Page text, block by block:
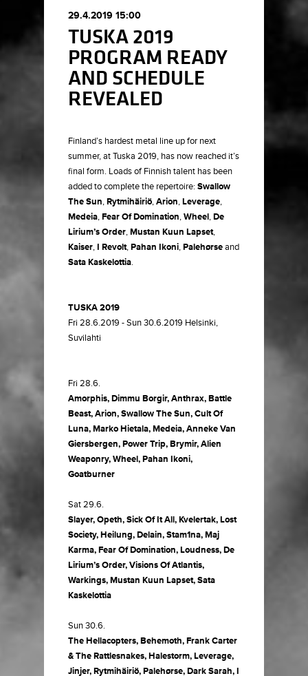
29.4.2019 15:00
TUSKA 2019
PROGRAM READY
AND SCHEDULE
REVEALED
Finland’s hardest metal line up for next
summer, at Tuska 2019, has now reached it’s
final form. Loads of Finnish talent has been
added to complete the repertoire: Swallow
The Sun,Rytmihäiriö,Arion,Leverage,
Medeia,Fear Of Domination,Wheel,De
Lirium’s Order,Mustan Kuun Lapset,
Kaiser,I Revolt,Pahan Ikoni,Palehørseand
Sata Kaskelottia.
TUSKA 2019
Fri 28.6.2019 - Sun 30.6.2019 Helsinki,
Suvilahti
Fri 28.6.
Amorphis, Dimmu Borgir, Anthrax, Battle
Beast, Arion, Swallow The Sun, Cult Of
Luna, Marko Hietala, Medeia, Anneke Van
Giersbergen, Power Trip, Brymir, Alien
Weaponry, Wheel, Pahan Ikoni,
Goatburner
Sat 29.6.
Slayer, Opeth, Sick Of It All, Kvelertak, Lost
Society, Heilung, Delain, Stam1na, Maj
Karma, Fear Of Domination, Loudness, De
Lirium’s Order, Visions Of Atlantis,
Warkings, Mustan Kuun Lapset, Sata
Kaskelottia
Sun 30.6.
The Hellacopters, Behemoth, Frank Carter
& The Rattlesnakes, Halestorm, Leverage,
Jinjer, Rytmihäiriö, Palehørse, Dark Sarah, I